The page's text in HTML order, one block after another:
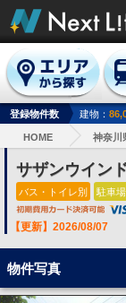
登録物件数 建物：
HOME 神奈川
サザンウイン
バス・トイレ別 駐車
【更新】2026/08/07
物件写真